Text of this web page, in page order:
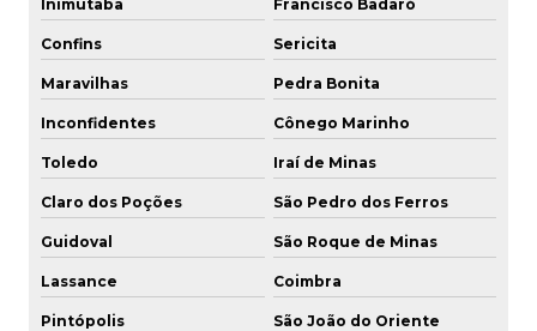
Inimutaba Francisco Badaró
Confins Sericita
Maravilhas Pedra Bonita
Inconfidentes Cônego Marinho
Toledo Iraí de Minas
Claro dos Poções São Pedro dos Ferros
Guidoval São Roque de Minas
Lassance Coimbra
Pintópolis São João do Oriente